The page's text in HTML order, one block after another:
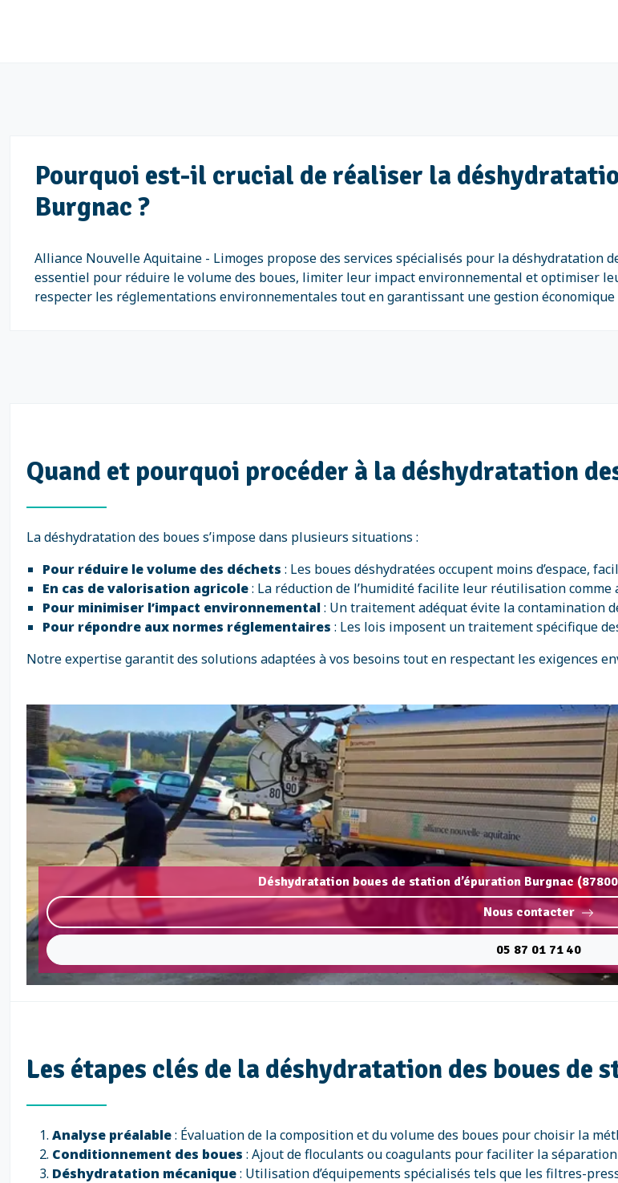
Pourquoi est-il crucial de réaliser la
Burgnac ?
Alliance Nouvelle Aquitaine - Limoges propose des services spécialisés pour la déshydratation
essentiel pour réduire le volume des boues, limiter leur impact environnemental et optimiser
respecter les réglementations environnementales tout en garantissant une gestion
Quand et pourquoi procéder à la déshydratation
La déshydratation des boues s’impose dans plusieurs situations :
Pour réduire le volume des déchets : Les boues déshydratées occupent moins d’espace,
En cas de valorisation agricole: La réduction de l’humidité facilite leur réutilisation comme
Pour minimiser l’impact environnemental: Un traitement adéquat évite la contamination
Pour répondre aux normes réglementaires : Les lois imposent un traitement spécifique
Notre expertise garantit des solutions adaptées à vos besoins tout en respectant les exigences
Déshydratation boues de station d’épuration Burgnac
Nous contacter
05 87 01 71 40
Les étapes clés de la déshydratation des boues de
Analyse préalable: Évaluation de la composition et du volume des boues pour choisir la
Conditionnement des boues : Ajout de floculants ou coagulants pour faciliter la
Déshydratation mécanique: Utilisation d’équipements spécialisés tels que les filtres-